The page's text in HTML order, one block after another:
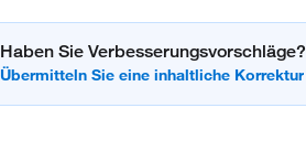
Haben Sie Verbesserungsvorschläge?